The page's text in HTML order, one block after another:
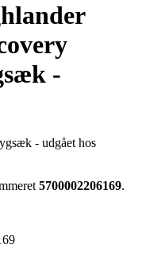
-
- udgået hos
5700002206169.